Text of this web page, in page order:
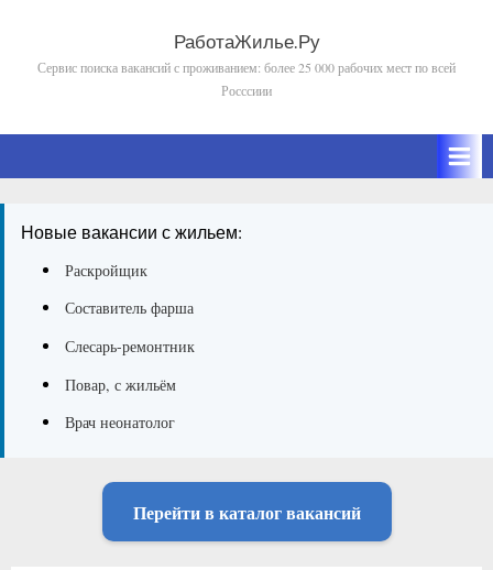
content
РаботаЖилье.Ру
Сервис поиска вакансий с проживанием: более 25 000 рабочих мест по всей
Росссиии
Новые вакансии с жильем:
Раскройщик
Составитель фарша
Слесарь-ремонтник
Повар, с жильём
Врач неонатолог
Перейти в каталог вакансий